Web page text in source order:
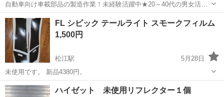
自動車向け車載部品の製造作業！未経験活躍中★20～40代の男女活躍
中！友達同士での応募OK！備品付きワンルーム寮費無料！赴任旅費会
社負担！生活支援物資事前対応可◎格安食堂利用可！年間休日135日
♪《山口県山口市》 人気の工...
山口 山口市 大歳駅
FL シビック テールライト スモークフィルム
1,500円
松江駅
5月28日
未使用です。 新品4380円。
島根 松江市 松江駅 外装、車外用品
ハイゼット 未使用リフレクター１個